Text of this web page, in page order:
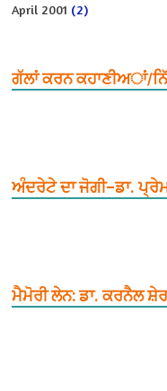
April 2001 (2)
ਗੱਲਾਂ ਕਰਨ ਕਹਾਣੀਅਾਂ/
ਅੰਦਰੇਟੇ ਦਾ ਜੋਗੀ–ਡਾ.
ਮੈਮੋਰੀ ਲੇਨ: ਡਾ. ਕਰਨੈਲ